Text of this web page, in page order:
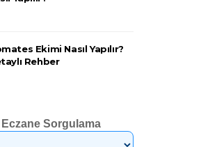
Ekimi Nasıl Yapılır?
Rehber
Sorgulama